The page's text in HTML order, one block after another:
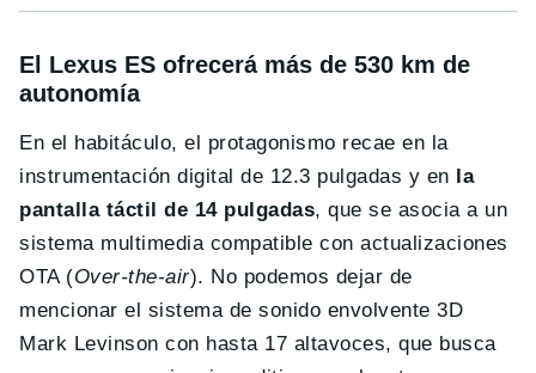
El Lexus ES ofrecerá más de 530 km de
autonomía
En el habitáculo, el protagonismo recae en la
instrumentación digital de 12.3 pulgadas y en la
pantalla táctil de 14 pulgadas, que se asocia a un
sistema multimedia compatible con actualizaciones
OTA (Over-the-air). No podemos dejar de
mencionar el sistema de sonido envolvente 3D
Mark Levinson con hasta 17 altavoces, que busca